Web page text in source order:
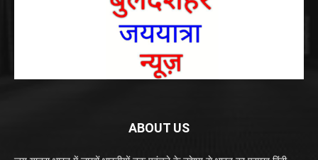
ABOUT US